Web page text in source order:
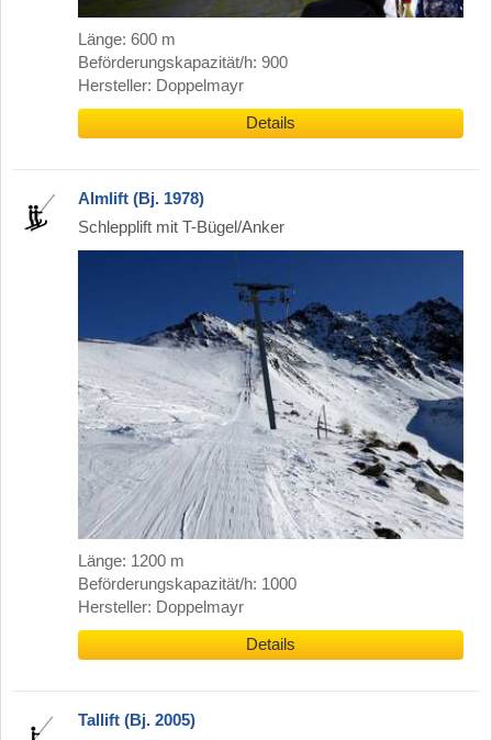
Länge: 600 m
Beförderungskapazität/h: 900
Hersteller: Doppelmayr
Details
Almlift (Bj. 1978)
Schlepplift mit T-Bügel/Anker
Länge: 1200 m
Beförderungskapazität/h: 1000
Hersteller: Doppelmayr
Details
Tallift (Bj. 2005)